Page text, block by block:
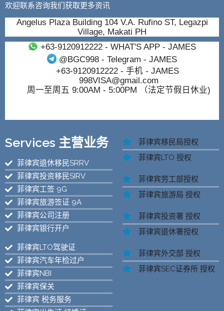
欢迎联系咨询我们获取更多资讯
Angelus Plaza Building 104 V.A. Rufino ST, Legazpi
Village, Makati PH
+63-9120912222- WHAT'S APP - JAMES
@BGC998 - Telegram - JAMES
+63-9120912222- 手机 - JAMES
998VISA@gmail.com
周一至周五 9:00AM - 5:00PM （法定节假日休业)
Services 主营业务
菲律宾退休移民SRRV
菲律宾投资移民SIRV
菲律宾工签 9G
菲律宾旅游签证 9A
菲律宾公司注册
菲律宾银行开户
菲律宾LTO驾驶证
菲律宾汽车年检过户
菲律宾NBI
菲律宾保关
菲律宾 税务服务
菲律宾移民局授权
菲律宾LTO 授权
菲律宾劳工部授权
菲律宾旅游局 授权
菲律宾投资署 授权
菲律宾退休署授权
菲律宾外交部 授权
菲律宾SEC证券所 授权